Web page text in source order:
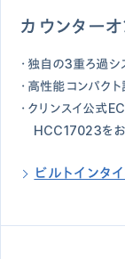
カウンターオ
・独自の3重ろ過
・高性能コンパク
・クリンスイ公式
HCC17023をお
ビルトインタ